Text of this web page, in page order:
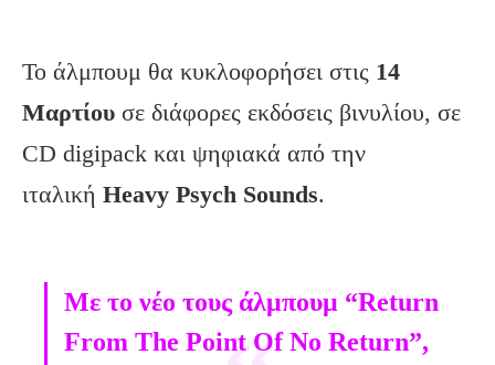
Το άλμπουμ θα κυκλοφορήσει στις 14
Μαρτίου σε διάφορες εκδόσεις βινυλίου, σε
CD digipack και ψηφιακά από την
ιταλική Heavy Psych Sounds.
Με το νέο τους άλμπουμ “Return
From The Point Of No Return”,